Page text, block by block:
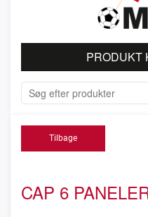
PRODUKT
Tilbage
CAP 6